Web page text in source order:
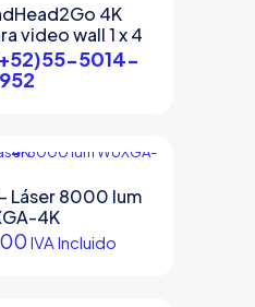
4K
video wall 1 x 4
5014-
Láser 8000 lum
4K
IVA Incluido